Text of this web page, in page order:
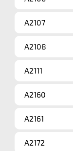
A2107
A2108
A2111
A2160
A2161
A2172